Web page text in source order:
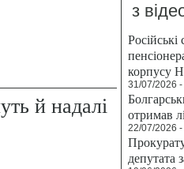
й надалі
з
корпусу
31/07/2026 -
отримав
22/07/2026 -
депутата